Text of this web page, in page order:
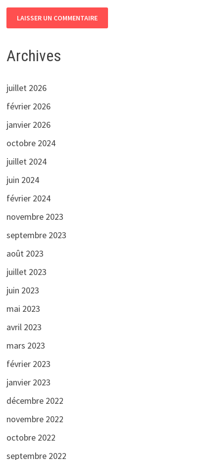
Archives
juillet 2026
février 2026
janvier 2026
octobre 2024
juillet 2024
juin 2024
février 2024
novembre 2023
septembre 2023
août 2023
juillet 2023
juin 2023
mai 2023
avril 2023
mars 2023
février 2023
janvier 2023
décembre 2022
novembre 2022
octobre 2022
septembre 2022